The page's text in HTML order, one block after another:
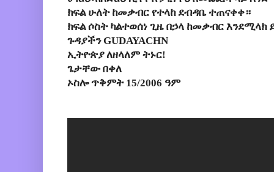
ክፍል ሁለት ከመቃብር የተላከ ደብዳቤ ተጠናቀቀ።
ክፍል ሶስት ካልተወሰነ ጊዜ በኃላ ከመቃብር እንደሚላክ
ጉዳያችን GUDAYACHN
ኢትዮጵያ ለዘላለም ትኑር!
ጌታቸው በቀለ
ኦስሎ ጥቅምት 15/2006 ዓም